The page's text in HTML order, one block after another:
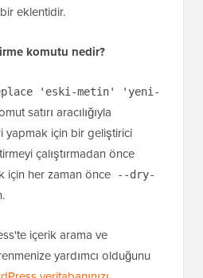
eklentidir.
komutu nedir?
'eski-metin' 'yeni-
satırı aracılığıyla
yapmak için bir geliştirici
çalıştırmadan önce
için her zaman önce
--dry-
içerik arama ve
yardımcı olduğunu